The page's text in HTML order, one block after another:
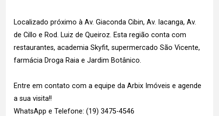
Localizado próximo à Av. Giaconda Cibin, Av. Iacanga, Av.
de Cillo e Rod. Luiz de Queiroz. Esta região conta com
restaurantes, academia Skyfit, supermercado São Vicente,
farmácia Droga Raia e Jardim Botânico.
Entre em contato com a equipe da Arbix Imóveis e agende
a sua visita!!
WhatsApp e Telefone: (19) 3475-4546